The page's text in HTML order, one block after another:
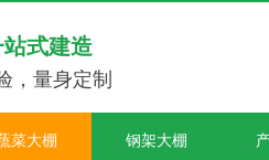
式建造
，量身定制
菜大棚 钢架大棚